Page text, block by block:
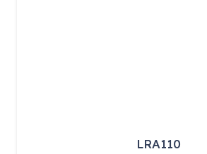
LRA110